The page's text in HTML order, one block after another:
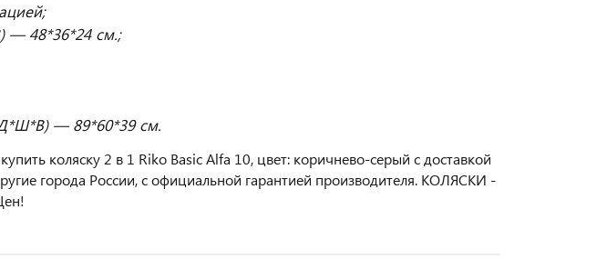
— 48*36*24 см.;
— 89*60*39 см.
коляску 2 в 1 Riko Basic Alfa 10, цвет: коричнево-серый с доставкой
города России, с официальной гарантией производителя. КОЛЯСКИ -